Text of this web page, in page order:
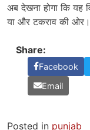
अब देखना होगा कि यह
या और टकराव की ओर।
Share:
Facebook
Email
Posted in punjab